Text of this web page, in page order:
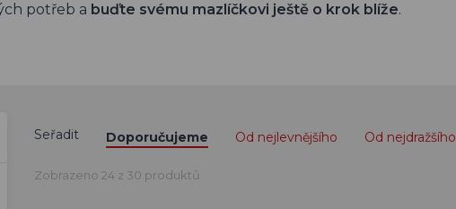
potřeb a buďte svému mazlíčkovi ještě o krok blíže.
Seřadit Doporučujeme Od nejlevnějšího Od nejdražšího
Zobrazeno 24 z 30 produktů